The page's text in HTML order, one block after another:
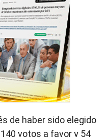
de haber sido elegido
votos a favor y 54